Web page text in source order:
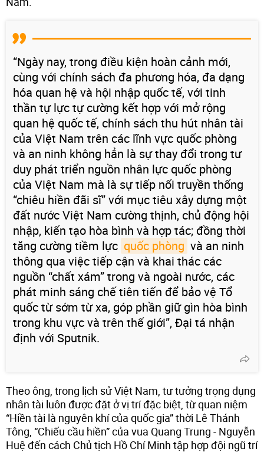
“Ngày nay, trong điều kiện hoàn cảnh mới,
cùng với chính sách đa phương hóa, đa dạng
hóa quan hệ và hội nhập quốc tế, với tinh
thần tự lực tự cường kết hợp với mở rộng
quan hệ quốc tế, chính sách thu hút nhân tài
của Việt Nam trên các lĩnh vực quốc phòng
và an ninh không hẳn là sự thay đổi trong tư
duy phát triển nguồn nhân lực quốc phòng
của Việt Nam mà là sự tiếp nối truyền thống
“chiêu hiền đãi sĩ” với mục tiêu xây dựng một
đất nước Việt Nam cường thịnh, chủ động hội
nhập, kiến tạo hòa bình và hợp tác; đồng thời
tăng cường tiềm lực quốc phòng và an ninh
thông qua việc tiếp cận và khai thác các
nguồn “chất xám” trong và ngoài nước, các
phát minh sáng chế tiên tiến để bảo vệ Tổ
quốc từ sớm từ xa, góp phần giữ gìn hòa bình
trong khu vực và trên thế giới”, Đại tá nhận
định với Sputnik.
Theo ông, trong lịch sử Việt Nam, tư tưởng trọng dụng
nhân tài luôn được đặt ở vị trí đặc biệt, từ quan niệm
“Hiền tài là nguyên khí của quốc gia” thời Lê Thánh
Tông, “Chiếu cầu hiền” của vua Quang Trung - Nguyễn
Huệ đến cách Chủ tịch Hồ Chí Minh tập hợp đội ngũ trí